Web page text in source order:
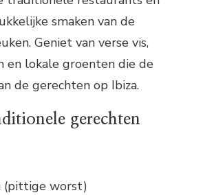
smaken van de
Geniet van verse vis,
en lokale groenten die de
de gerechten op Ibiza.
gerechten
(pittige worst)